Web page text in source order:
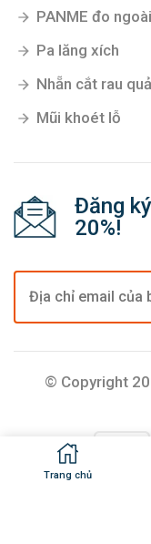
Trang chủ
PANME đo
Pa lăng xích
Nhẵn cắt rau quả
Mũi khoét lỗ
Đăng
20%!
© Copyright